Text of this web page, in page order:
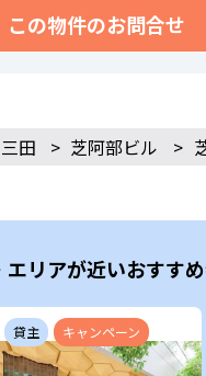
この物件のお問合せ
田 > 芝阿部ビル >
エリアが近いおすす
貸主 キャンペーン